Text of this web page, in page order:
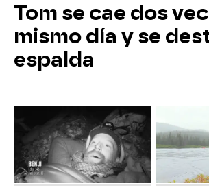
Tom se cae dos
mismo día y se
espalda